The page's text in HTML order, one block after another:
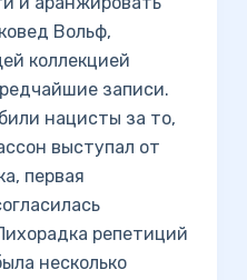
Вольф,
коллекцией
записи.
нацисты за то,
выступал от
первая
репетиций
несколько